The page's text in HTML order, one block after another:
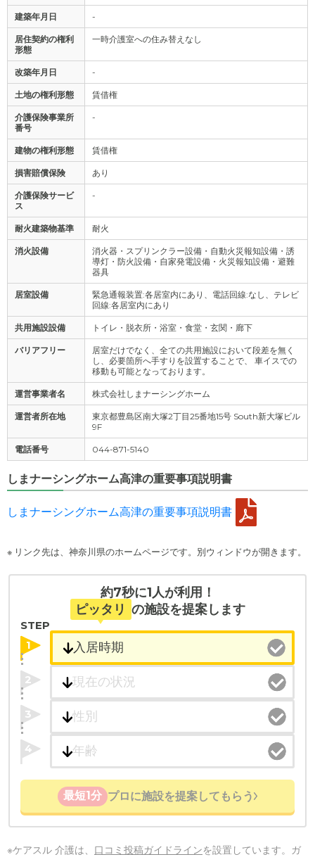
建築年月日 -
居住契約の権利
形態
一時介護室への住み替えなし
改築年月日 -
土地の権利形態 賃借権
介護保険事業所
番号
-
建物の権利形態 賃借権
損害賠償保険 あり
介護保険サービ
ス
-
耐火建築物基準 耐火
消火設備
消火器・スプリンクラー設備・自動火災報知設備・誘
導灯・防火設備・自家発電設備・火災報知設備・避難
器具
居室設備
緊急通報装置:各居室内にあり、電話回線:なし、テレビ
回線:各居室内にあり
共用施設設備 トイレ・脱衣所・浴室・食堂・玄関・廊下
バリアフリー
居室だけでなく、全ての共用施設において段差を無く
し、必要箇所へ手すりを設置することで、 車イスでの
移動も可能となっております。
運営事業者名 株式会社しまナーシングホーム
運営者所在地
東京都豊島区南大塚2丁目25番地15号 South新大塚ビル
9F
電話番号 044-871-5140
しまナーシングホーム高津の重要事項説明書
しまナーシングホーム高津の重要事項説明書
※ リンク先は、神奈川県のホームページです。別ウィンドウが開きます。
約7秒に1人が利用！
ピッタリ の施設を提案します
STEP
1
2
3
4
最短1分 プロに施設を提案してもらう
※ケアスル 介護は、 口コミ投稿ガイドラインを設置しています。ガ